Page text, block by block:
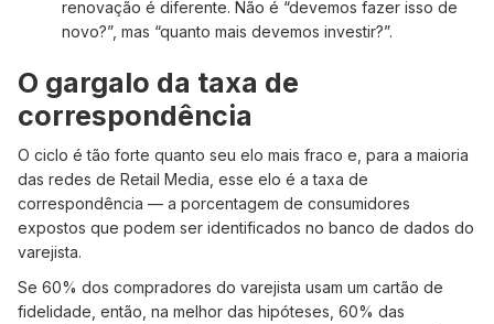
renovação é diferente. Não é “devemos fazer isso de
novo?”, mas “quanto mais devemos investir?”.
O gargalo da taxa de
correspondência
O ciclo é tão forte quanto seu elo mais fraco e, para a maioria
das redes de Retail Media, esse elo é a taxa de
correspondência — a porcentagem de consumidores
expostos que podem ser identificados no banco de dados do
varejista.
Se 60% dos compradores do varejista usam um cartão de
fidelidade, então, na melhor das hipóteses, 60% das